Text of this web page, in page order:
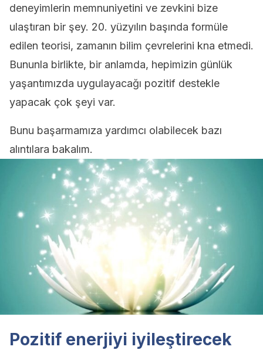
deneyimlerin memnuniyetini ve zevkini bize
ulaştıran bir şey. 20. yüzyılın başında formüle
edilen teorisi, zamanın bilim çevrelerini kna etmedi.
Bununla birlikte, bir anlamda, hepimizin günlük
yaşantımızda uygulayacağı pozitif destekle
yapacak çok şeyi var.
Bunu başarmamıza yardımcı olabilecek bazı
alıntılara bakalım.
Pozitif enerjiyi iyileştirecek